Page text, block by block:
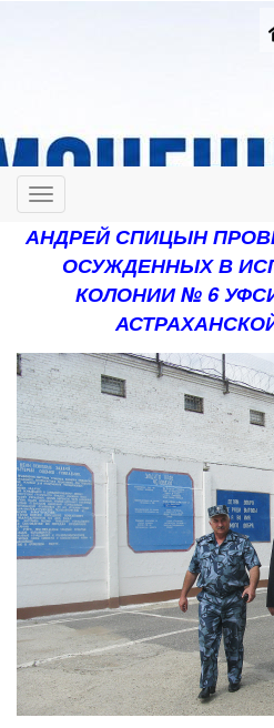
АНДРЕЙ СПИЦЫН
ОСУЖДЕННЫХ В
КОЛОНИИ № 6